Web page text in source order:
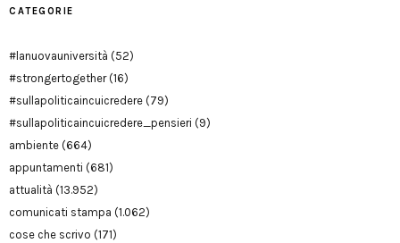
CATEGORIE
#lanuovauniversità (52)
#strongertogether(16)
#sullapoliticaincuicredere (79)
#sullapoliticaincuicredere_pensieri (9)
ambiente (664)
appuntamenti (681)
attualità (13.952)
comunicati stampa (1.062)
cose che scrivo (171)